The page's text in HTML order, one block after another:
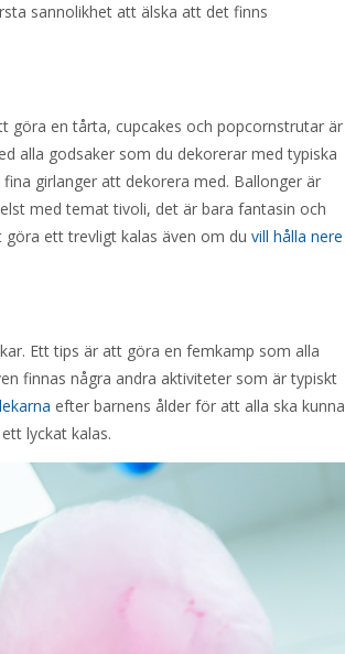
sannolikhet att älska att det finns
göra en tårta, cupcakes och popcornstrutar är
alla godsaker som du dekorerar med typiska
girlanger att dekorera med. Ballonger är
med temat tivoli, det är bara fantasin och
ett trevligt kalas även om du vill hålla nere
Ett tips är att göra en femkamp som alla
finnas några andra aktiviteter som är typiskt
efter barnens ålder för att alla ska kunna
lyckat kalas.